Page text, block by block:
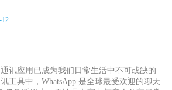
12
讯应用已成为我们日常生活中不可或缺的
工具中，WhatsApp 是全球最受欢迎的聊天